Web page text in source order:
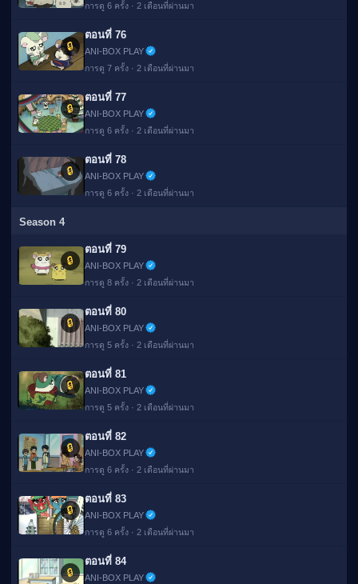
การดู 6 ครั้ง · 2 เดือนที่ผ่านมา
🔒
ตอนที่ 76
ANI-BOX PLAY
การดู 7 ครั้ง · 2 เดือนที่ผ่านมา
🔒
ตอนที่ 77
ANI-BOX PLAY
การดู 6 ครั้ง · 2 เดือนที่ผ่านมา
🔒
ตอนที่ 78
ANI-BOX PLAY
การดู 6 ครั้ง · 2 เดือนที่ผ่านมา
Season 4
🔒
ตอนที่ 79
ANI-BOX PLAY
การดู 8 ครั้ง · 2 เดือนที่ผ่านมา
🔒
ตอนที่ 80
ANI-BOX PLAY
การดู 5 ครั้ง · 2 เดือนที่ผ่านมา
🔒
ตอนที่ 81
ANI-BOX PLAY
การดู 5 ครั้ง · 2 เดือนที่ผ่านมา
🔒
ตอนที่ 82
ANI-BOX PLAY
การดู 6 ครั้ง · 2 เดือนที่ผ่านมา
🔒
ตอนที่ 83
ANI-BOX PLAY
การดู 6 ครั้ง · 2 เดือนที่ผ่านมา
🔒
ตอนที่ 84
ANI-BOX PLAY